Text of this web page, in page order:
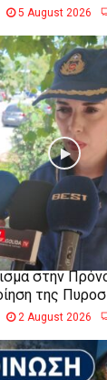
5 August 2026
στην
της
2 August 2026